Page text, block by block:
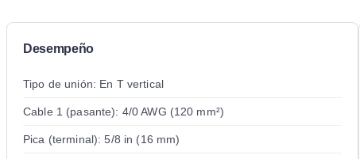
Desempeño
Tipo de unión: En T vertical
Cable 1 (pasante): 4/0 AWG (120 mm²)
Pica (terminal): 5/8 in (16 mm)